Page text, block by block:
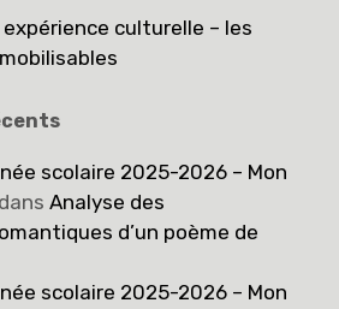
culturelle – les
scolaire 2025-2026 – Mon
dansAnalyse des
d’un poème de
scolaire 2025-2026 – Mon